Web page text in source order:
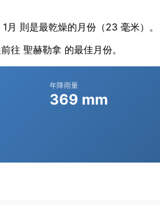
則是最乾燥的月份（23 毫米）。
往 聖赫勒拿 的最佳月份。
年降雨量
369 mm